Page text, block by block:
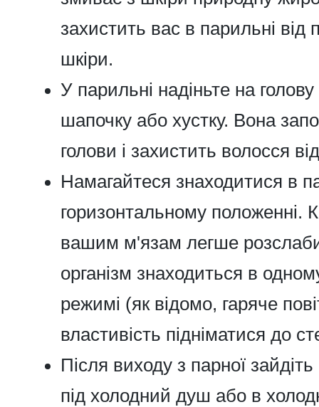
захистить вас в парильні від
шкіри.
У парильні надіньте на
шапочку або хустку. Вона
голови і захистить волосся
Намагайтеся знаходитися в
горизонтальному положенні.
вашим м'язам легше
організм знаходиться в
режимі (як відомо, гаряче
властивість підніматися до
Після виходу з парної
під холодний душ або в